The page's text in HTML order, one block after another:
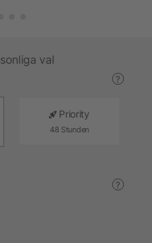
val
?
Priority
48 Stunden
?